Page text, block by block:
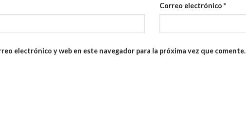
Correo electrónico *
electrónico y web en este navegador para la próxima vez que comente.